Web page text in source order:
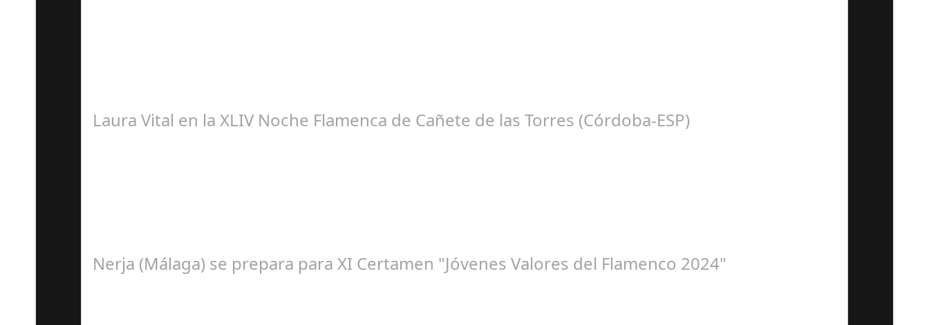
Laura Vital en la XLIV Noche Flamenca de Cañete de las Torres (Córdoba-ESP)
Nerja (Málaga) se prepara para XI Certamen "Jóvenes Valores del Flamenco 2024"